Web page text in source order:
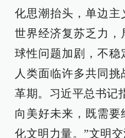
化思潮抬头，单边主
世界经济复苏乏力，
球性问题加剧，不稳
人类面临许多共同
革期。习近平总书记
向美好未来，既需要
化文明力量。”文明